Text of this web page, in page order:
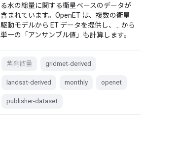
る水の総量に関する衛星ベースのデータが
含まれています。OpenET は、複数の衛星
駆動モデルから ET データを提供し、… から
単一の「アンサンブル値」も計算します。
蒸発散量 gridmet-derived
landsat-derived monthly openet
publisher-dataset